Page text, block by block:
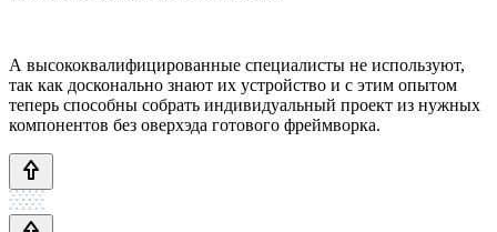
А высококвалифицированные специалисты не используют,
так как досконально знают их устройство и с этим опытом
теперь способны собрать индивидуальный проект из нужных
компонентов без оверхэда готового фреймворка.